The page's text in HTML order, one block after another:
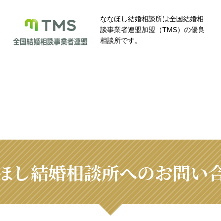
ななほし結婚相談所は全国結婚相
談事業者連盟加盟（TMS）の優良
相談所です。
し結婚相談所へのお問い